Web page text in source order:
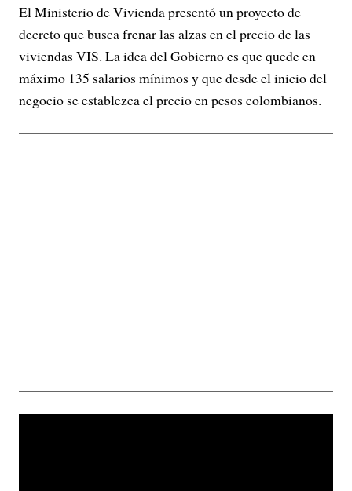
El Ministerio de Vivienda presentó un proyecto de
decreto que busca frenar las alzas en el precio de las
viviendas VIS. La idea del Gobierno es que quede en
máximo 135 salarios mínimos y que desde el inicio del
negocio se establezca el precio en pesos colombianos.